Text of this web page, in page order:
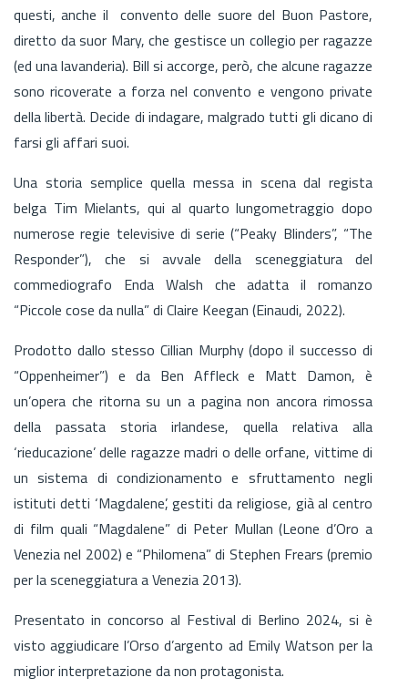
questi, anche il convento delle suore del Buon Pastore,
diretto da suor Mary, che gestisce un collegio per ragazze
(ed una lavanderia). Bill si accorge, però, che alcune ragazze
sono ricoverate a forza nel convento e vengono private
della libertà. Decide di indagare, malgrado tutti gli dicano di
farsi gli affari suoi.
Una storia semplice quella messa in scena dal regista
belga Tim Mielants, qui al quarto lungometraggio dopo
numerose regie televisive di serie (“Peaky Blinders”, “The
Responder”), che si avvale della sceneggiatura del
commediografo Enda Walsh che adatta il romanzo
“Piccole cose da nulla” di Claire Keegan (Einaudi, 2022).
Prodotto dallo stesso Cillian Murphy (dopo il successo di
“Oppenheimer”) e da Ben Affleck e Matt Damon, è
un’opera che ritorna su un a pagina non ancora rimossa
della passata storia irlandese, quella relativa alla
‘rieducazione’ delle ragazze madri o delle orfane, vittime di
un sistema di condizionamento e sfruttamento negli
istituti detti ‘Magdalene’, gestiti da religiose, già al centro
di film quali “Magdalene” di Peter Mullan (Leone d’Oro a
Venezia nel 2002) e “Philomena” di Stephen Frears (premio
per la sceneggiatura a Venezia 2013).
Presentato in concorso al Festival di Berlino 2024, si è
visto aggiudicare l’Orso d’argento ad Emily Watson per la
miglior interpretazione da non protagonista.